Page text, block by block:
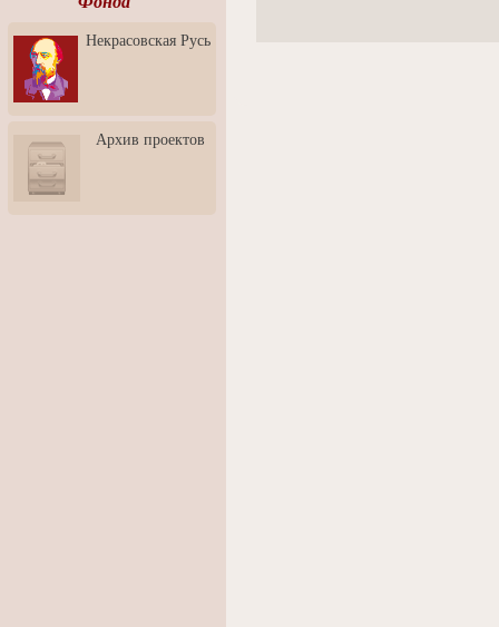
Профессионалов - Эпизод
3: Обусловленности
человека и их влияние на
карьеру
скульптором Дмитрием
Тугариновым
АртБульвар в День города
Некрасовская Русь
Архив проектов